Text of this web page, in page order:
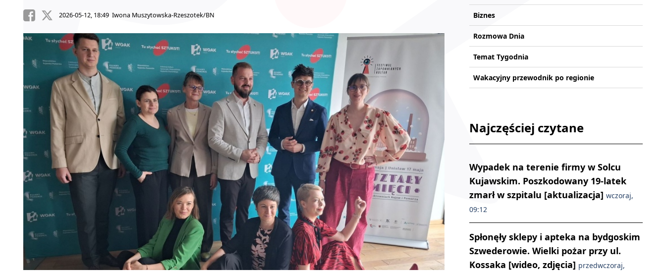
2026-05-12, 18:49 Iwona Muszytowska-Rzeszotek/BN Biznes
Rozmowa Dnia
Temat Tygodnia
Wakacyjny przewodnik po regionie
Najczęściej czytane
Wypadek na terenie firmy w Solcu
Kujawskim. Poszkodowany 19-latek
zmarł w szpitalu [aktualizacja] wczoraj,
09:12
Spłonęły sklepy i apteka na bydgoskim
Szwederowie. Wielki pożar przy ul.
Kossaka [wideo, zdjęcia] przedwczoraj,